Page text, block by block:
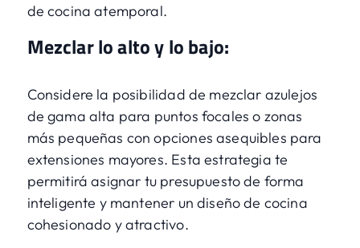
de cocina atemporal.
Mezclar lo alto y lo bajo:
Considere la posibilidad de mezclar azulejos
de gama alta para puntos focales o zonas
más pequeñas con opciones asequibles para
extensiones mayores. Esta estrategia te
permitirá asignar tu presupuesto de forma
inteligente y mantener un diseño de cocina
cohesionado y atractivo.